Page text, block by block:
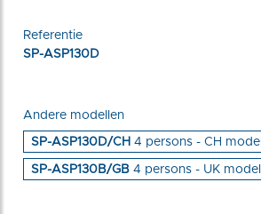
Referentie
SP-ASP130D
Andere modellen
SP-ASP130D/CH 4 persons - CH model
SP-ASP130B/GB 4 persons - UK model